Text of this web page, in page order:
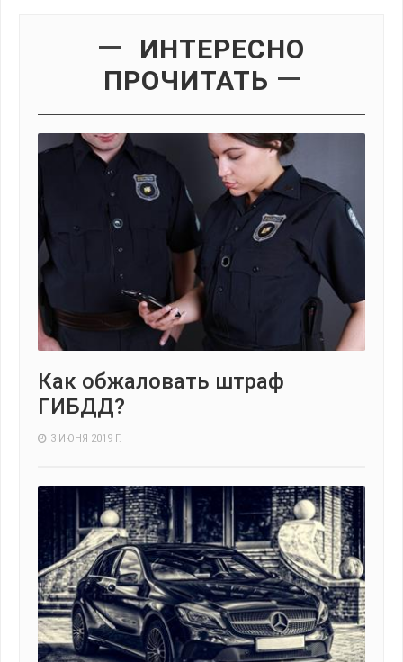
ИНТЕРЕСНО
ПРОЧИТАТЬ
Как обжаловать штраф
ГИБДД?
3 ИЮНЯ 2019 Г.